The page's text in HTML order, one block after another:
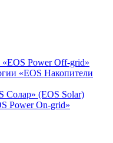
Power Off-grid»
«EOS Накопители
Солар» (EOS Solar)
Power On-grid»